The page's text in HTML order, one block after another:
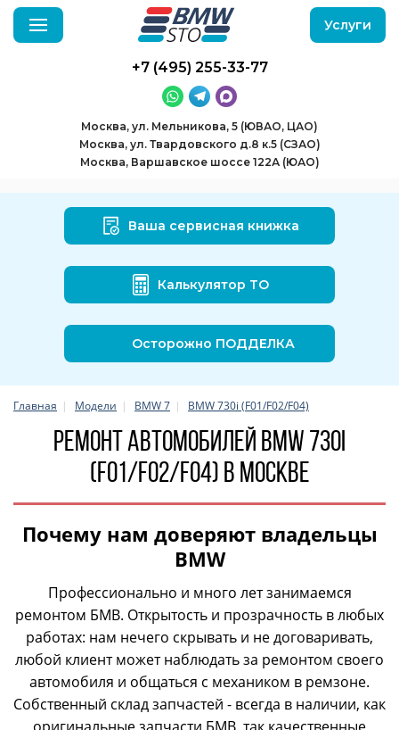
+7 (495) 255-33-77
Москва, ул. Мельникова, 5 (ЮВАО, ЦАО)
Москва, ул. Твардовского д.8 к.5 (СЗАО)
Москва, Варшавское шоссе 122А (ЮАО)
Услуги
Ваша сервисная книжка
Калькулятор ТО
Осторожно ПОДДЕЛКА
Главная Модели BMW 7 BMW 730i (F01/F02/F04)
Ремонт автомобилей BMW 730i
(F01/F02/F04) в Москве
Почему нам доверяют владельцы
BMW
Профессионально и много лет занимаемся
ремонтом БМВ. Открытость и прозрачность в любых
работах: нам нечего скрывать и не договаривать,
любой клиент может наблюдать за ремонтом своего
автомобиля и общаться с механиком в ремзоне.
Собственный склад запчастей - всегда в наличии, как